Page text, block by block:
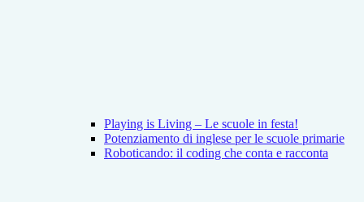
Playing is Living – Le scuole in festa!
Potenziamento di inglese per le scuole primarie
Roboticando: il coding che conta e racconta